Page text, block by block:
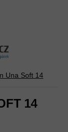
Una Soft 14
14